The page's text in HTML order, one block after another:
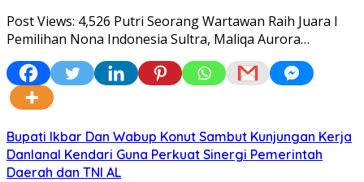
Post Views: 4,526 Putri Seorang Wartawan ‎Raih Juara I
Pemilihan Nona Indonesia Sultra, Maliqa Aurora…
Bupati Ikbar Dan Wabup Konut Sambut Kunjungan Kerja
Danlanal Kendari Guna Perkuat Sinergi Pemerintah
Daerah dan TNI AL